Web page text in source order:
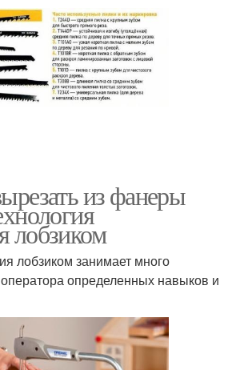
из фанеры
лобзиком
лобзиком занимает много
определенных навыков и